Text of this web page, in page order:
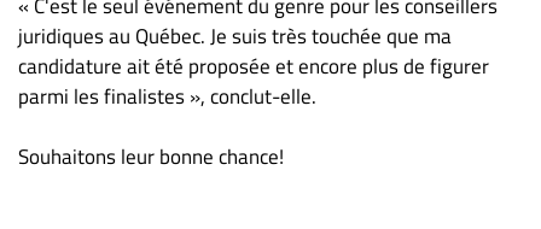
juridiques au Québec. Je suis très touchée que ma
candidature ait été proposée et encore plus de figurer
parmi les finalistes », conclut-elle.
Souhaitons leur bonne chance!